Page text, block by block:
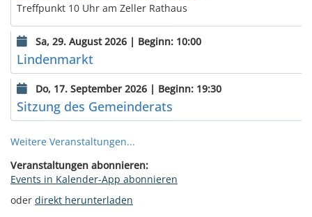
Treffpunkt 10 Uhr am Zeller Rathaus
Sa, 29. August 2026 | Beginn: 10:00
Lindenmarkt
Do, 17. September 2026 | Beginn: 19:30
Sitzung des Gemeinderats
Weitere Veranstaltungen...
Veranstaltungen abonnieren:
Events in Kalender-App abonnieren
oder direkt herunterladen